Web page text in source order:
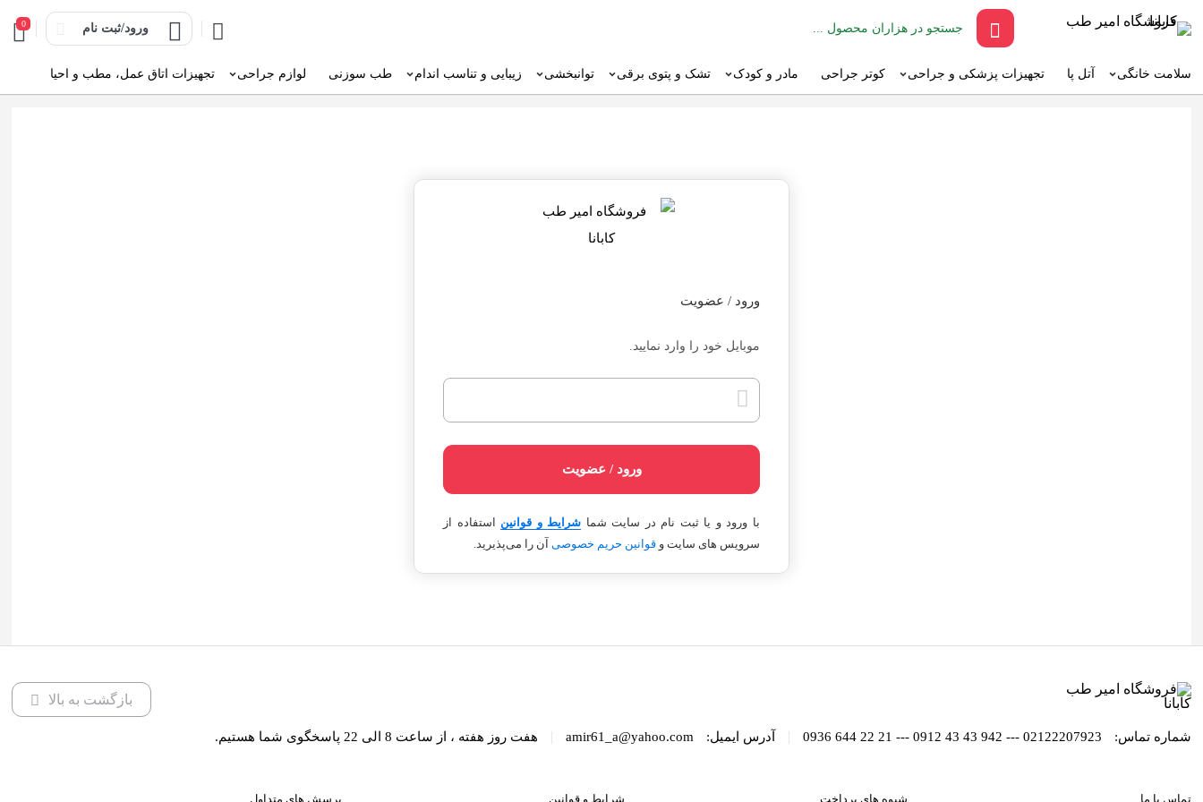
ورود/ثبت نام 0
سلامت خانگی آتل پا تجهیزات پزشکی و جراحی کوتر جراحی مادر و کودک تشک و پتوی برقی توانبخشی زیبایی و تناسب اندام طب سوزنی لوازم جراحی تجهیزات اتاق عمل، مطب و احیا
ورود / عضویت
موبایل خود را وارد نمایید.
ورود / عضویت
با ورود و یا ثبت نام در سایت شما شرایط و قوانین استفاده از
سرویس های سایت و قوانین حریم خصوصیآن را می‌پذیرید.
بازگشت به بالا
شماره تماس: 02122207923 --- 942 43 43 0912 --- 21 22 644 0936
| آدرس ایمیل: amir61_a@yahoo.com
| هفت روز هفته ، از ساعت 8 الی 22 پاسخگوی شما هستیم.
تماس با ما شیوه های پرداخت شرایط و قوانین پرسش های متداول